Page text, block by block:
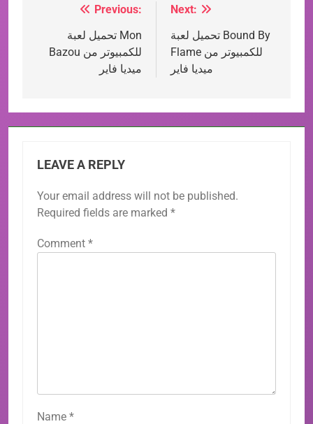
navigation
Previous:
تحميل لعبة Mon
Bazou للكمبيوتر من
ميديا فاير
Next:
تحميل لعبة Bound By
Flame للكمبيوتر من
ميديا فاير
LEAVE A REPLY
Your email address will not be published.
Required fields are marked *
Comment *
Name *